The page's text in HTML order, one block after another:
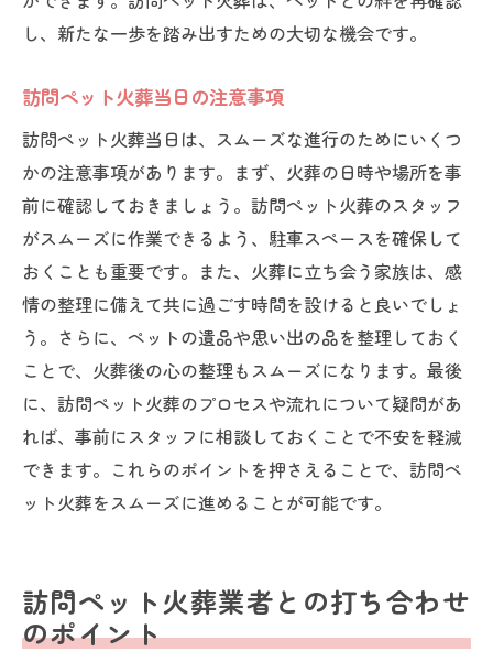
し、新たな一歩を踏み出すための大切な機会です。
訪問ペット火葬当日の注意事項
訪問ペット火葬当日は、スムーズな進行のためにいくつ
かの注意事項があります。まず、火葬の日時や場所を事
前に確認しておきましょう。訪問ペット火葬のスタッフ
がスムーズに作業できるよう、駐車スペースを確保して
おくことも重要です。また、火葬に立ち会う家族は、感
情の整理に備えて共に過ごす時間を設けると良いでしょ
う。さらに、ペットの遺品や思い出の品を整理しておく
ことで、火葬後の心の整理もスムーズになります。最後
に、訪問ペット火葬のプロセスや流れについて疑問があ
れば、事前にスタッフに相談しておくことで不安を軽減
できます。これらのポイントを押さえることで、訪問ペ
ット火葬をスムーズに進めることが可能です。
訪問ペット火葬業者との打ち合わせ
のポイント